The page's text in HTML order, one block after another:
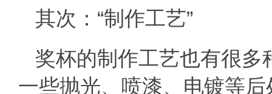
其次：“制作工艺”
奖杯的制作工艺也有很
一些抛光、喷漆、电镀等